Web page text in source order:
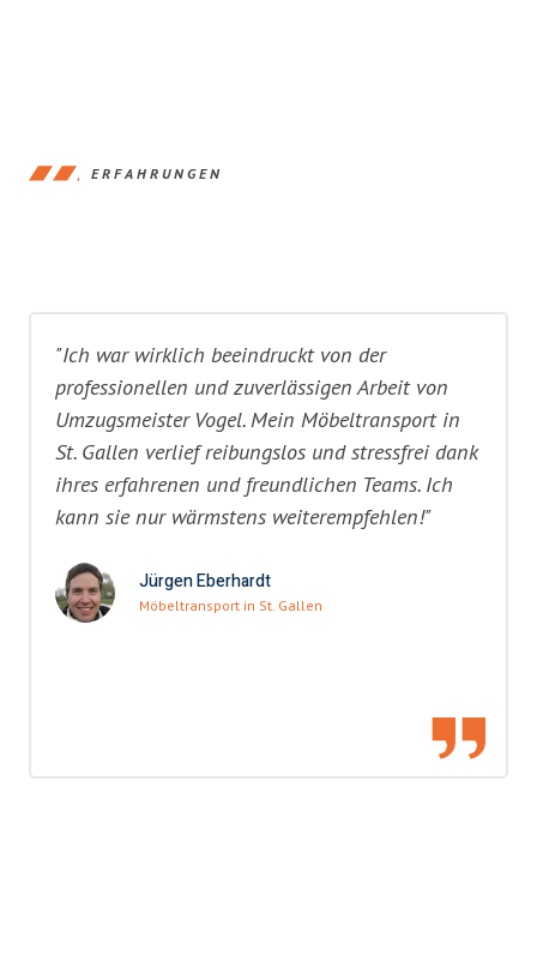
ERFAHRUNGEN
"Ich war wirklich beeindruckt von der
professionellen und zuverlässigen Arbeit von
Umzugsmeister Vogel. Mein Möbeltransport in
St. Gallen verlief reibungslos und stressfrei dank
ihres erfahrenen und freundlichen Teams. Ich
kann sie nur wärmstens weiterempfehlen!"
Jürgen Eberhardt
Möbeltransport in St. Gallen